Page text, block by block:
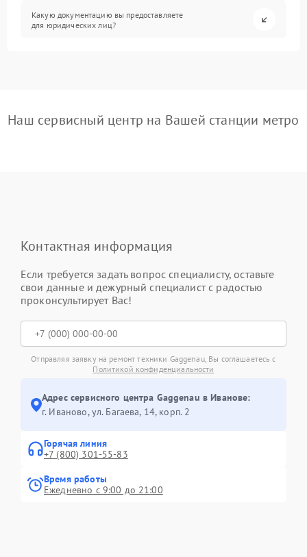
Какую документацию вы предоставляете
для юридических лиц?
Наш сервисный центр на Вашей станции метро
Контактная информация
Если требуется задать вопрос специалисту, оставьте
свои данные и дежурный специалист с радостью
проконсультирует Вас!
Отправляя заявку на ремонт техники Gaggenau, Вы соглашаетесь с
Политикой конфиденциальности
Адрес сервисного центра Gaggenau в Иванове:
г. Иваново, ул. Багаева, 14, корп. 2
Горячая линия
+7 (800) 301-55-83
Время работы
Ежедневно с 9:00 до 21:00